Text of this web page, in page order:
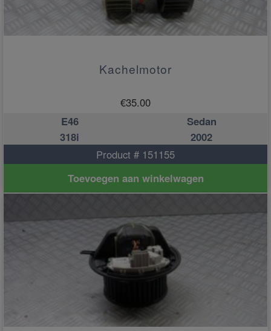
Kachelmotor
€35.00
E46
Sedan
318i
2002
Product # 151155
Toevoegen aan winkelwagen